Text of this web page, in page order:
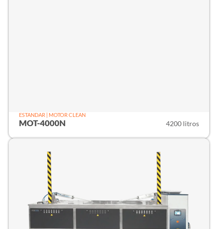
ESTANDAR | MOTOR CLEAN
MOT-4000N 4200 litros